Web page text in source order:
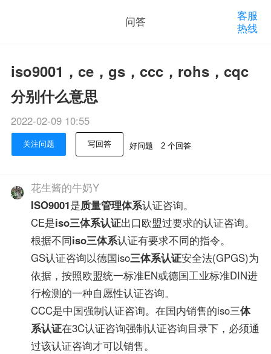
问答
客服
热线
iso9001，ce，gs，ccc，rohs，cqc
分别什么意思
2022-02-09 10:55
关注问题 写回答 好问题 2 个回答
花生酱的牛奶Y
ISO9001是质量管理体系认证咨询。
CE是iso三体系认证出口欧盟过要求的认证咨询。
根据不同iso三体系认证有要求不同的指令。
GS认证咨询以德国iso三体系认证安全法(GPGS)为
依据，按照欧盟统一标准EN或德国工业标准DIN进
行检测的一种自愿性认证咨询。
CCC是中国强制认证咨询。在国内销售的iso三体
系认证在3C认证咨询强制认证咨询目录下，必须通
过该认证咨询才可以销售。